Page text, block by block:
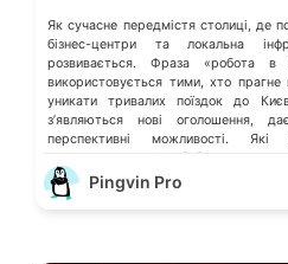
Як сучасне передмістя столиці, де
бізнес-центри та локальна
розвивається. Фраза «робота в
використовується тими, хто
уникати тривалих поїздок до
зʼявляються нові оголошення,
перспективні можливості. Які
переважають у місті […]
Pingvin Pro